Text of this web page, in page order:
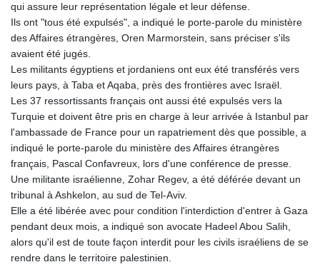
qui assure leur représentation légale et leur défense.
Ils ont "tous été expulsés", a indiqué le porte-parole du ministère
des Affaires étrangères, Oren Marmorstein, sans préciser s'ils
avaient été jugés.
Les militants égyptiens et jordaniens ont eux été transférés vers
leurs pays, à Taba et Aqaba, près des frontières avec Israël.
Les 37 ressortissants français ont aussi été expulsés vers la
Turquie et doivent être pris en charge à leur arrivée à Istanbul par
l'ambassade de France pour un rapatriement dès que possible, a
indiqué le porte-parole du ministère des Affaires étrangères
français, Pascal Confavreux, lors d'une conférence de presse.
Une militante israélienne, Zohar Regev, a été déférée devant un
tribunal à Ashkelon, au sud de Tel-Aviv.
Elle a été libérée avec pour condition l'interdiction d'entrer à Gaza
pendant deux mois, a indiqué son avocate Hadeel Abou Salih,
alors qu'il est de toute façon interdit pour les civils israéliens de se
rendre dans le territoire palestinien.